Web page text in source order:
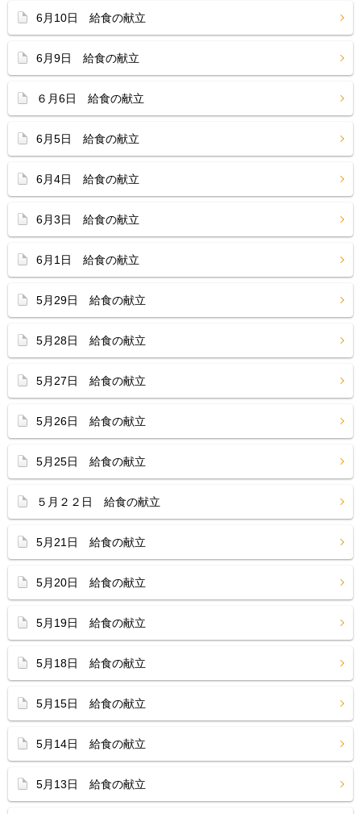
6月10日 給食の献立
6月9日 給食の献立
６月6日 給食の献立
6月5日 給食の献立
6月4日 給食の献立
6月3日 給食の献立
6月1日 給食の献立
5月29日 給食の献立
5月28日 給食の献立
5月27日 給食の献立
5月26日 給食の献立
5月25日 給食の献立
５月２２日 給食の献立
5月21日 給食の献立
5月20日 給食の献立
5月19日 給食の献立
5月18日 給食の献立
5月15日 給食の献立
5月14日 給食の献立
5月13日 給食の献立